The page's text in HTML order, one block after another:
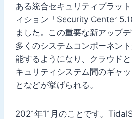
ある統合セキュリティプラッ
ィション「Security Center
ました。この重要な新アップ
多くのシステムコンポーネン
能するようになり、クラウド
キュリティシステム間のギャ
となどが挙げられる。
2021年11月のことです。